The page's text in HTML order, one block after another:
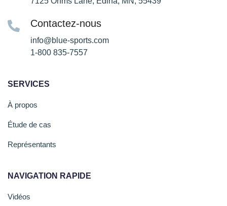
Contactez-nous
info@blue-sports.com
1-800 835-7557
SERVICES
À propos
Étude de cas
Représentants
NAVIGATION RAPIDE
Vidéos